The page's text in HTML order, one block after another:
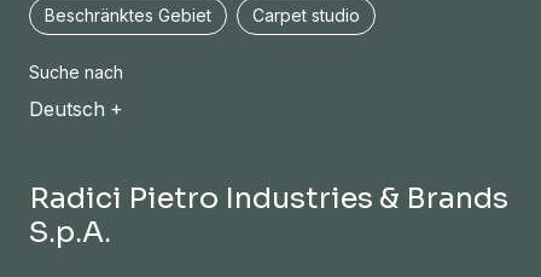
Beschränktes Gebiet Carpet studio
Suche nach
Deutsch
Radici Pietro Industries & Brands
S.p.A.